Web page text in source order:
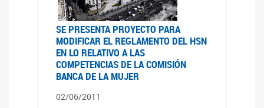
SE PRESENTA PROYECTO PARA
MODIFICAR EL REGLAMENTO DEL HSN
EN LO RELATIVO A LAS
COMPETENCIAS DE LA COMISIÓN
BANCA DE LA MUJER
02/06/2011